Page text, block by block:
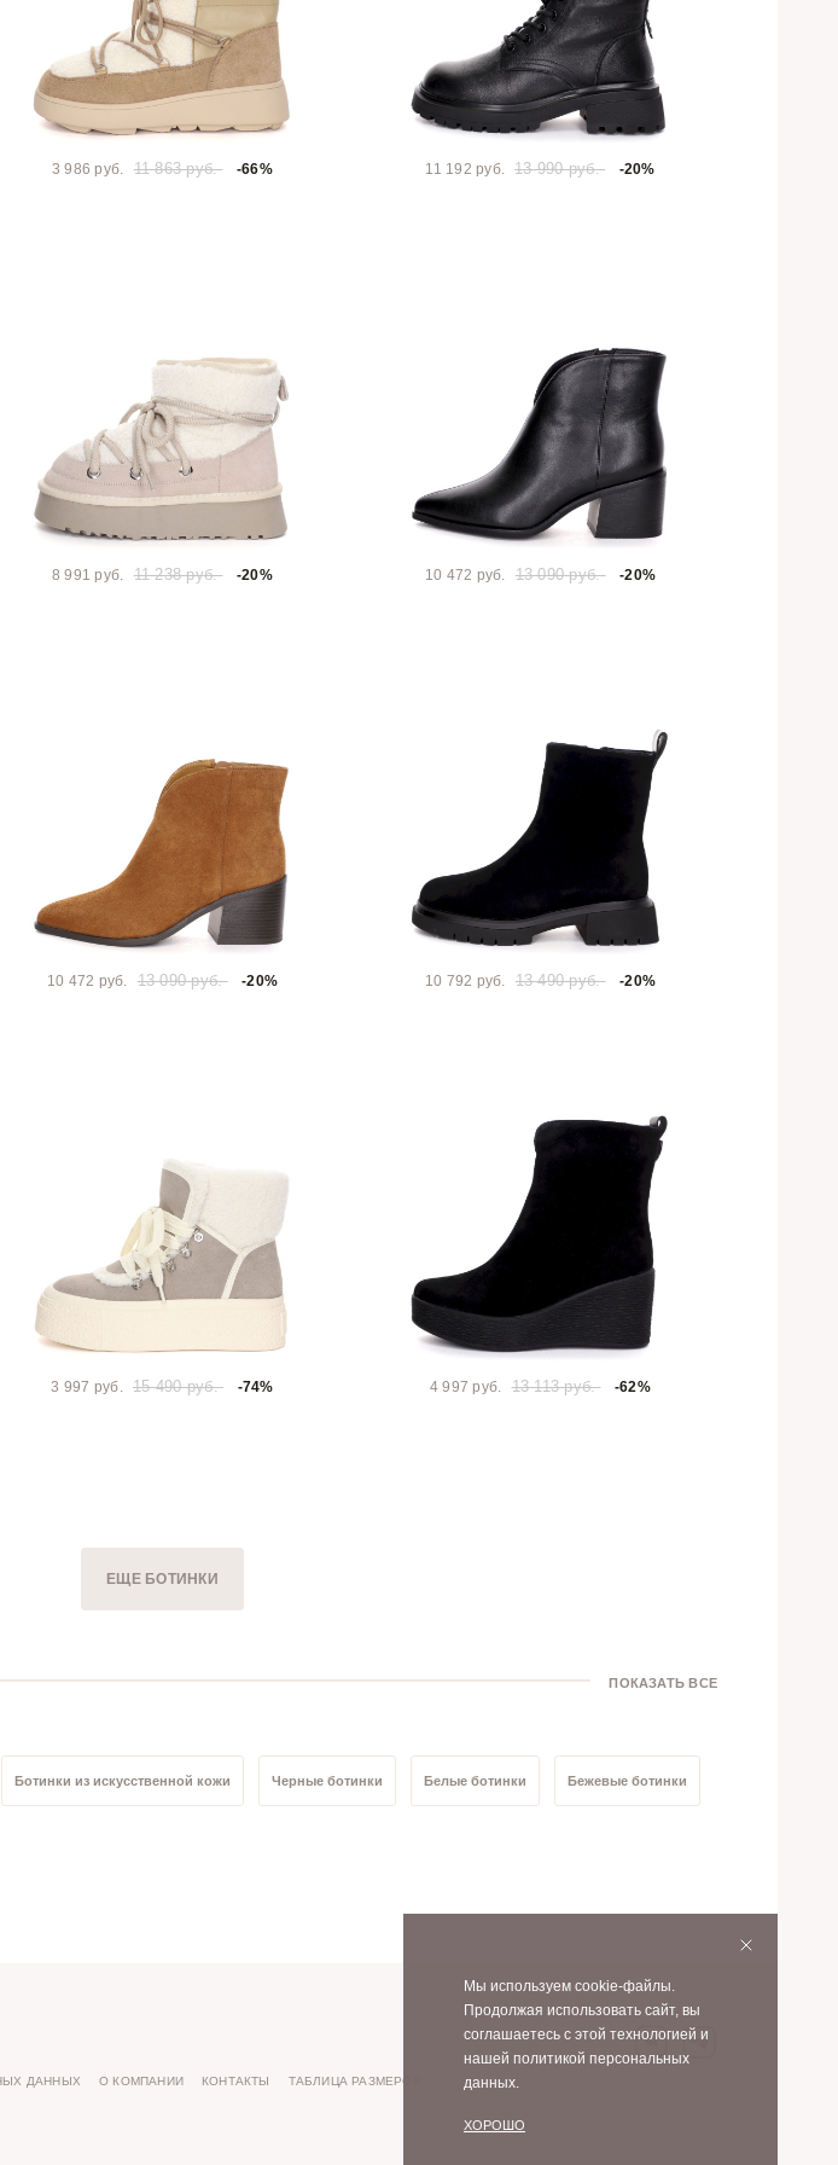
3 986 руб. 11 863 руб. -66% 11 192 руб. 13 990 руб. -20%
8 991 руб. 11 238 руб. -20% 10 472 руб. 13 090 руб. -20%
10 472 руб. 13 090 руб. -20% 10 792 руб. 13 490 руб. -20%
3 997 руб. 15 490 руб. -74% 4 997 руб. 13 113 руб. -62%
ЕЩЕ БОТИНКИ
ПОКАЗАТЬ ВСЕ
Ботинки из искусственной кожи Черные ботинки Белые ботинки Бежевые ботинки
ДАННЫХ О КОМПАНИИ КОНТАКТЫ
ТАБЛИЦА РАЗМЕРОВ
Мы используем cookie-файлы.
Продолжая использовать сайт, вы
соглашаетесь с этой технологией и
нашей политикой персональных
данных.
ХОРОШО